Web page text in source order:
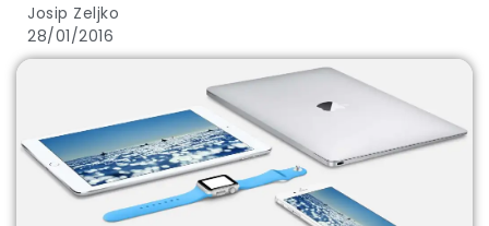
Josip Zeljko
28/01/2016